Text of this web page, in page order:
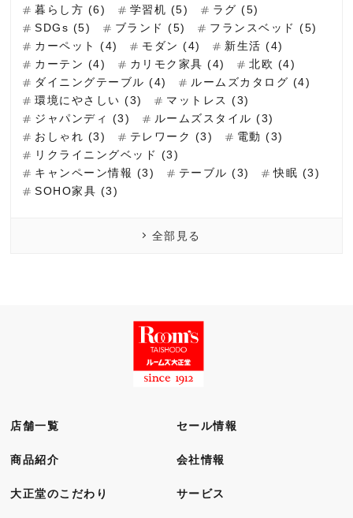
暮らし方 (6)
学習机 (5)
ラグ (5)
SDGs (5)
ブランド (5)
フランスベッド (5)
カーペット (4)
モダン (4)
新生活 (4)
カーテン (4)
カリモク家具 (4)
北欧 (4)
ダイニングテーブル (4)
ルームズカタログ (4)
環境にやさしい (3)
マットレス (3)
ジャパンディ (3)
ルームズスタイル (3)
おしゃれ (3)
テレワーク (3)
電動 (3)
リクライニングベッド (3)
キャンペーン情報 (3)
テーブル (3)
快眠 (3)
SOHO家具 (3)
全部見る
店舗一覧 セール情報
商品紹介 会社情報
大正堂のこだわり サービス